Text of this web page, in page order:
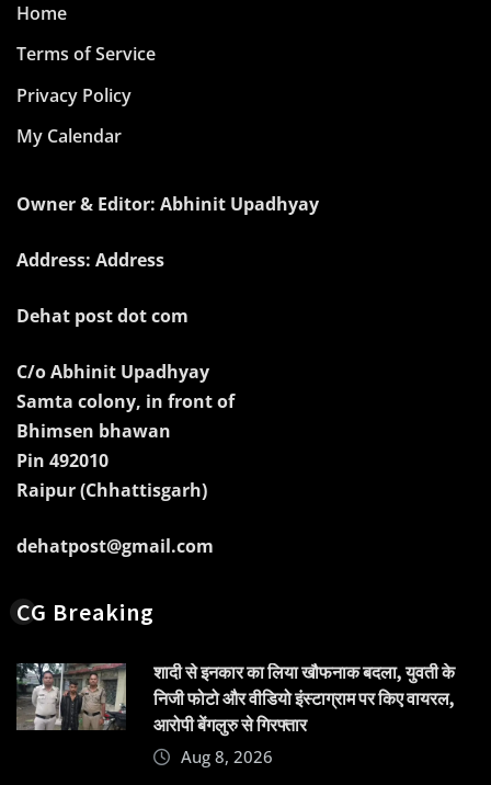
Home
Terms of Service
Privacy Policy
My Calendar
Owner & Editor: Abhinit Upadhyay
Address: Address
Dehat post dot com
C/o Abhinit Upadhyay
Samta colony, in front of
Bhimsen bhawan
Pin 492010
Raipur (Chhattisgarh)
dehatpost@gmail.com
CG Breaking
शादी से इनकार का लिया खौफनाक बदला, युवती के
निजी फोटो और वीडियो इंस्टाग्राम पर किए वायरल,
आरोपी बेंगलुरु से गिरफ्तार
Aug 8, 2026